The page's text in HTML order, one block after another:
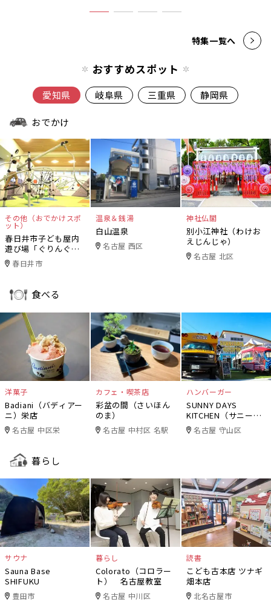
特集一覧へ
おすすめスポット
愛知県 岐阜県 三重県 静岡県
おでかけ
その他（おでかけスポ
ット）
春日井市子ども屋内
遊び場「ぐりんぐり
ん」春日井市
温泉＆銭湯
白山温泉
名古屋 西区
神社仏閣
別小江神社（わけお
えじんじゃ）
名古屋 北区
食べる
洋菓子
Badiani（バディアー
ニ）栄店
名古屋 中区栄
カフェ・喫茶店
彩盆の間（さいほん
のま）
名古屋 中村区 名駅
ハンバーガー
SUNNY DAYS
KITCHEN（サニーデ
イズキッチン）
名古屋 守山区
暮らし
サウナ
Sauna Base
SHIFUKU
豊田市
暮らし
Colorato（コロラー
ト） 名古屋教室
名古屋 中川区
読書
こども古本店 ツナギ
畑本店
北名古屋市